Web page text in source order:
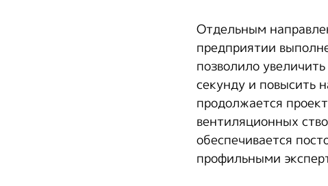
Отдельным
предприятии
позволило
секунду и повысить
продолжается
вентиляционных
обеспечивается
профильными